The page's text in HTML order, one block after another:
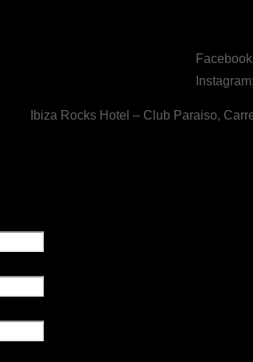
Instagram:
Ibiza Rocks Hotel – Club Paraiso,